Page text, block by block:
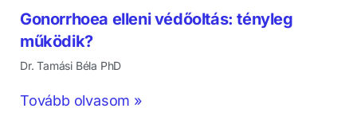
Gonorrhoea elleni védőoltás: tényleg
működik?
Dr. Tamási Béla PhD
Tovább olvasom »